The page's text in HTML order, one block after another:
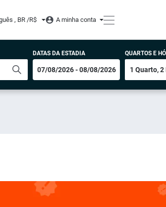
, BR /R$ A minha conta
DATAS DA ESTADIA QUARTOS E